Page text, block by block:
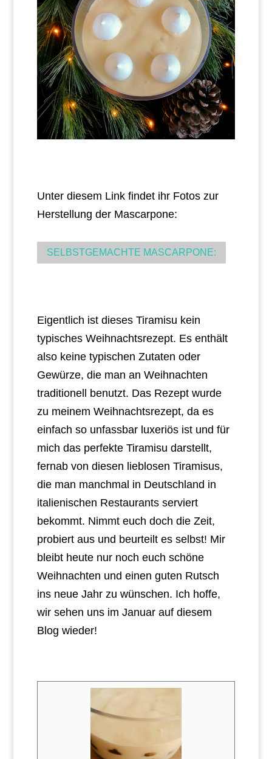
Unter diesem Link findet ihr Fotos zur
Herstellung der Mascarpone:
SELBSTGEMACHTE MASCARPONE:
Eigentlich ist dieses Tiramisu kein
typisches Weihnachtsrezept. Es enthält
also keine typischen Zutaten oder
Gewürze, die man an Weihnachten
traditionell benutzt. Das Rezept wurde
zu meinem Weihnachtsrezept, da es
einfach so unfassbar luxeriös ist und für
mich das perfekte Tiramisu darstellt,
fernab von diesen lieblosen Tiramisus,
die man manchmal in Deutschland in
italienischen Restaurants serviert
bekommt. Nimmt euch doch die Zeit,
probiert aus und beurteilt es selbst! Mir
bleibt heute nur noch euch schöne
Weihnachten und einen guten Rutsch
ins neue Jahr zu wünschen. Ich hoffe,
wir sehen uns im Januar auf diesem
Blog wieder!